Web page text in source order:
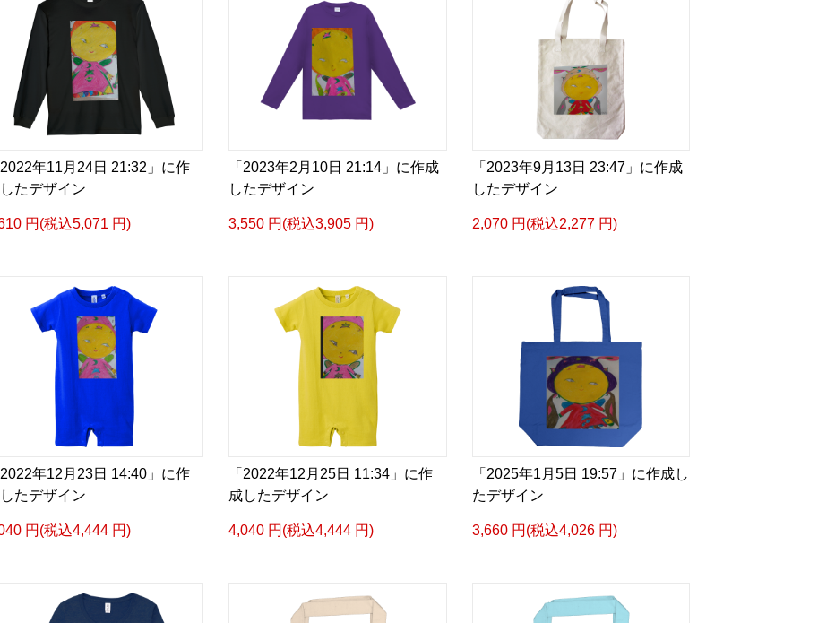
2022年11月24日 21:32」に作
たデザイン
円(税込5,071 円)
「2023年2月10日 21:14」に作成
したデザイン
3,550 円(税込3,905 円)
「2023年9月13日 23:47」に作成
したデザイン
2,070 円(税込2,277 円)
2022年12月23日 14:40」に作
たデザイン
円(税込4,444 円)
「2022年12月25日 11:34」に作
成したデザイン
4,040 円(税込4,444 円)
「2025年1月5日 19:57」に作成し
たデザイン
3,660 円(税込4,026 円)